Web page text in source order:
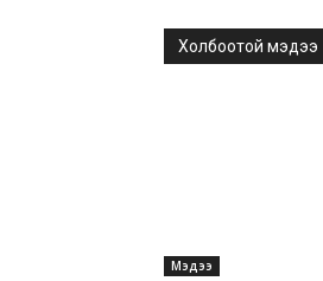
Холбоотой мэдээ
Мэдээ